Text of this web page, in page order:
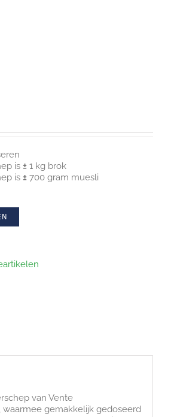
is ± 1 kg brok
is ± 700 gram muesli
van Vente
waarmee gemakkelijk gedoseerd